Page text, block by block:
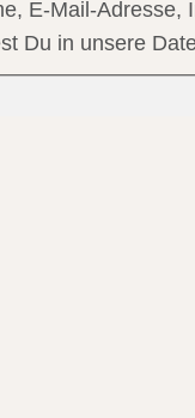
E-Mail-Adresse,
Du in unsere